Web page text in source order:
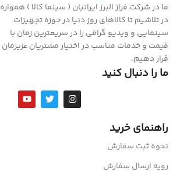
ما در شرکت فراز البرز ایرانیان ( سینما کالا ) همواره
در تلاشیم تا کالاهای روز دنیا در حوزه تجهیزات
سینمایی و ویدیو گرافی را در سریعترین زمان با
قیمت و خدمات مناسب در اختیار مشتریان عزیزمان
قرار دهیم.
ما را دنبال کنید
راهنمای خرید
نحوه ثبت سفارش
رویه ارسال سفارش